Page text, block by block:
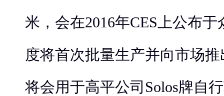
米，会在2016年CES上公布于
度将首次批量生产并向市场
将会用于高平公司Solos牌自